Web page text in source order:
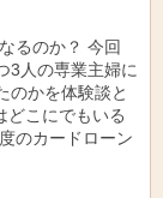
るのか？ 今回
3人の専業主婦に
のかを体験談と
どこにでもいる
のカードローン